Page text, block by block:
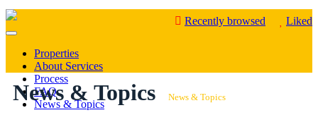
Recently browsed Liked
Mobile
Properties
About Services
Process
FAQ
News & Topics
News & Topics News & Topics